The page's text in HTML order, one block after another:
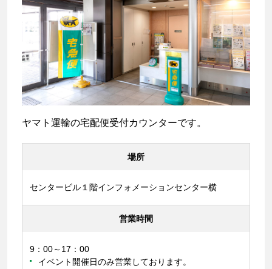
ヤマト運輸の宅配便受付カウンターです。
場所
センタービル１階インフォメーションセンター横
営業時間
9：00～17：00
イベント開催日のみ営業しております。